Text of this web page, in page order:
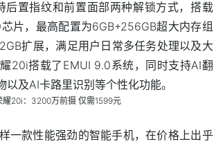
后置指纹和前置面部两种解锁方式，搭载
片，最高配置为6GB+256GB超大内存组
扩展，满足用户日常多任务处理以及大
20i搭载了EMUI 9.0系统，同时支持AI翻
以及AI卡路里识别等个性化功能。
一款性能强劲的智能手机，在价格上出乎